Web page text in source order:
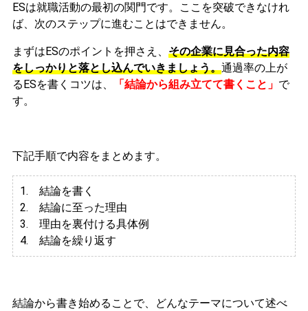
ESは就職活動の最初の関門です。ここを突破できなけれ
ば、次のステップに進むことはできません。
まずはESのポイントを押さえ、 その企業に見合った内容
をしっかりと落とし込んでいきましょう。通過率の上が
るESを書くコツは、
「結論から組み立てて書くこと」 で
す。
下記手順で内容をまとめます。
1. 結論を書く
2. 結論に至った理由
3. 理由を裏付ける具体例
4. 結論を繰り返す
結論から書き始めることで、どんなテーマについて述べ